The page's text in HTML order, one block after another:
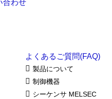
よくあるご質問(FAQ)
製品について
制御機器
シーケンサ MELSEC